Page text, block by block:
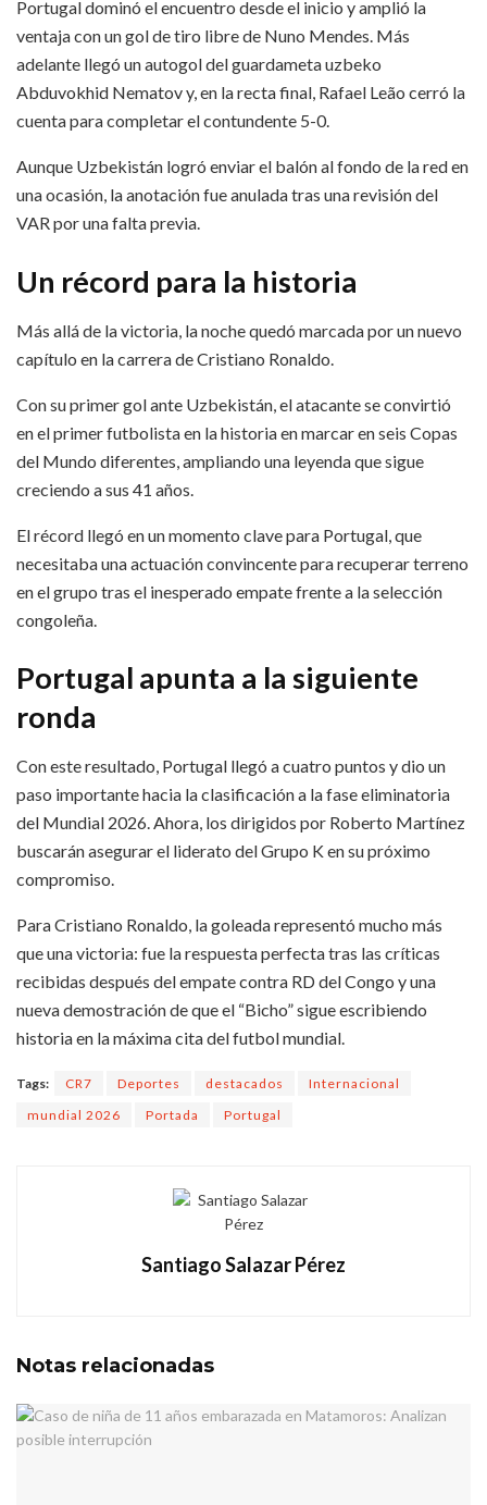
Portugal dominó el encuentro desde el inicio y amplió la
ventaja con un gol de tiro libre de Nuno Mendes. Más
adelante llegó un autogol del guardameta uzbeko
Abduvokhid Nematov y, en la recta final, Rafael Leão cerró la
cuenta para completar el contundente 5-0.
Aunque Uzbekistán logró enviar el balón al fondo de la red en
una ocasión, la anotación fue anulada tras una revisión del
VAR por una falta previa.
Un récord para la historia
Más allá de la victoria, la noche quedó marcada por un nuevo
capítulo en la carrera de Cristiano Ronaldo.
Con su primer gol ante Uzbekistán, el atacante se convirtió
en el primer futbolista en la historia en marcar en seis Copas
del Mundo diferentes, ampliando una leyenda que sigue
creciendo a sus 41 años.
El récord llegó en un momento clave para Portugal, que
necesitaba una actuación convincente para recuperar terreno
en el grupo tras el inesperado empate frente a la selección
congoleña.
Portugal apunta a la siguiente
ronda
Con este resultado, Portugal llegó a cuatro puntos y dio un
paso importante hacia la clasificación a la fase eliminatoria
del Mundial 2026. Ahora, los dirigidos por Roberto Martínez
buscarán asegurar el liderato del Grupo K en su próximo
compromiso.
Para Cristiano Ronaldo, la goleada representó mucho más
que una victoria: fue la respuesta perfecta tras las críticas
recibidas después del empate contra RD del Congo y una
nueva demostración de que el “Bicho” sigue escribiendo
historia en la máxima cita del futbol mundial.
Tags: CR7 Deportes destacados
Internacional
mundial 2026
Portada Portugal
Santiago Salazar Pérez
Notas relacionadas